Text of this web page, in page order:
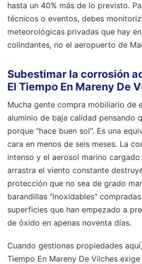
hasta un 40% más de lo previsto.
técnicos o eventos, debes
meteorológicas privadas que hay
colindantes, no el aeropuerto de
Subestimar la corrosión
El Tiempo En Mareny De
Mucha gente compra mobiliario de
aluminio de baja calidad pensando
porque "hace buen sol". Es una
cara en menos de seis meses. La
intenso y el aerosol marino
arrastra el viento constante
protección que no sea de grado
barandillas "inoxidables"
superficies que han empezado a
de óxido en apenas noventa días.
Cuando gestionas propiedades
Tiempo En Mareny De Vilches